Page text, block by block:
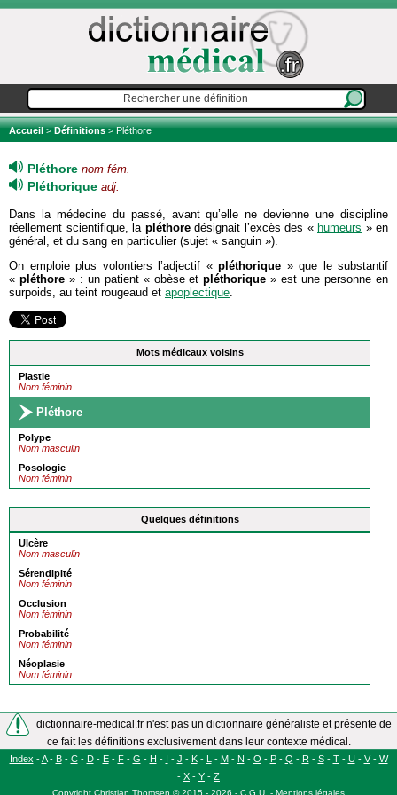
Accueil>Définitions> Pléthore
Mots médicaux voisins
Plastie
Nom féminin
Pléthore
Polype
Nom masculin
Posologie
Nom féminin
Quelques définitions
Ulcère
Nom masculin
Sérendipité
Nom féminin
Occlusion
Nom féminin
Probabilité
Nom féminin
Néoplasie
Nom féminin
Pléthore nom fém.
Pléthorique adj.
Dans la médecine du passé, avant qu’elle ne devienne une discipline
réellement scientifique, la pléthoredésignait l’excès des « humeurs » en
général, et du sang en particulier (sujet « sanguin »).
On emploie plus volontiers l’adjectif « pléthorique » que le substantif
« pléthore» : un patient « obèse etpléthorique » est une personne en
surpoids, au teint rougeaud et apoplectique.
dictionnaire-medical.fr n'est pas un dictionnaire généraliste et présente de
ce fait les définitions exclusivement dans leur contexte médical.
Index -A- B- C- D- E- F- G - H - I - J - K- L - M- N - O - P- Q - R- S- T- U- V- W
- X - Y - Z
Copyright Christian Thomsen ©2015 - 2026 - C.G.U. - Mentions légales